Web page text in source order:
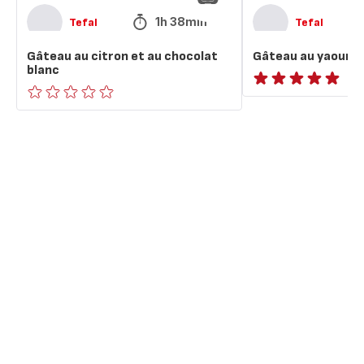
Tefal 1h 38min
Gâteau au citron et au chocolat
blanc
ratings.0
Tefal
Gâteau au
ratings.NaN